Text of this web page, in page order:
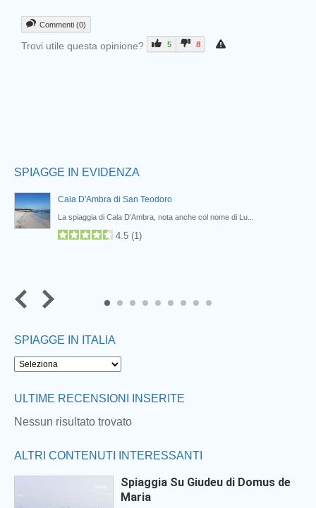
Commenti (0)
Trovi utile questa opinione? 5 8
SPIAGGE IN EVIDENZA
Cala D'Ambra di San Teodoro
La spiaggia di Cala D’Ambra, nota anche col nome di Lu...
4.5 (1)
8
SPIAGGE IN ITALIA
ULTIME RECENSIONI INSERITE
Nessun risultato trovato
ALTRI CONTENUTI INTERESSANTI
Spiaggia Su Giudeu di Domus de
Maria